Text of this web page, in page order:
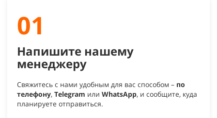
01
Напишите нашему
менеджеру
Свяжитесь с нами удобным для вас способом – по
телефону, Telegram или WhatsApp, и сообщите, куда
планируете отправиться.